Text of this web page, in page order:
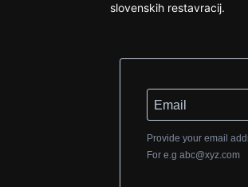
slovenskih restavracij.
Provide your email
For e.g abc@xyz.com